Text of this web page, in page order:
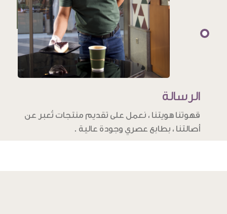
الرسالة
قهوتنا هويتنا ، نعمل على تقديم منتجات تُعبر عن
أصالتنا ، بطابع عصري وجودة عالية .